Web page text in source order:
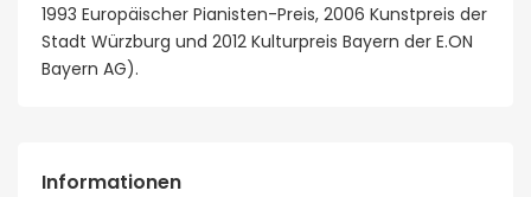
1993 Europäischer Pianisten-Preis, 2006 Kunstpreis der
Stadt Würzburg und 2012 Kulturpreis Bayern der E.ON
Bayern AG).
Informationen